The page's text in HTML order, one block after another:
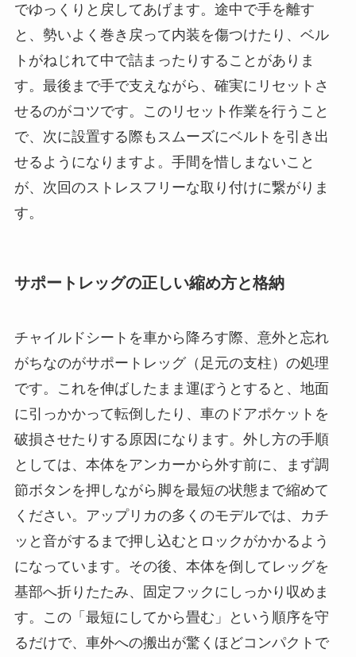
でゆっくりと戻してあげます。途中で手を離す
と、勢いよく巻き戻って内装を傷つけたり、ベル
トがねじれて中で詰まったりすることがありま
す。最後まで手で支えながら、確実にリセットさ
せるのがコツです。このリセット作業を行うこと
で、次に設置する際もスムーズにベルトを引き出
せるようになりますよ。手間を惜しまないこと
が、次回のストレスフリーな取り付けに繋がりま
す。
サポートレッグの正しい縮め方と格納
チャイルドシートを車から降ろす際、意外と忘れ
がちなのがサポートレッグ（足元の支柱）の処理
です。これを伸ばしたまま運ぼうとすると、地面
に引っかかって転倒したり、車のドアポケットを
破損させたりする原因になります。外し方の手順
としては、本体をアンカーから外す前に、まず調
節ボタンを押しながら脚を最短の状態まで縮めて
ください。アップリカの多くのモデルでは、カチ
ッと音がするまで押し込むとロックがかかるよう
になっています。その後、本体を倒してレッグを
基部へ折りたたみ、固定フックにしっかり収めま
す。この「最短にしてから畳む」という順序を守
るだけで、車外への搬出が驚くほどコンパクトで